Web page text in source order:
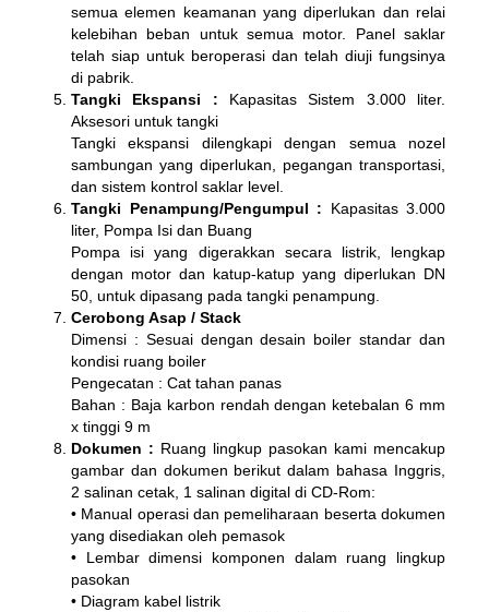
semua elemen keamanan yang diperlukan dan relai
kelebihan beban untuk semua motor. Panel saklar
telah siap untuk beroperasi dan telah diuji fungsinya
di pabrik.
Tangki Ekspansi : Kapasitas Sistem 3.000 liter.
Aksesori untuk tangki
Tangki ekspansi dilengkapi dengan semua nozel
sambungan yang diperlukan, pegangan transportasi,
dan sistem kontrol saklar level.
Tangki Penampung/Pengumpul : Kapasitas 3.000
liter, Pompa Isi dan Buang
Pompa isi yang digerakkan secara listrik, lengkap
dengan motor dan katup-katup yang diperlukan DN
50, untuk dipasang pada tangki penampung.
Cerobong Asap / Stack
Dimensi : Sesuai dengan desain boiler standar dan
kondisi ruang boiler
Pengecatan : Cat tahan panas
Bahan : Baja karbon rendah dengan ketebalan 6 mm
x tinggi 9 m
Dokumen : Ruang lingkup pasokan kami mencakup
gambar dan dokumen berikut dalam bahasa Inggris,
2 salinan cetak, 1 salinan digital di CD-Rom:
• Manual operasi dan pemeliharaan beserta dokumen
yang disediakan oleh pemasok
• Lembar dimensi komponen dalam ruang lingkup
pasokan
• Diagram kabel listrik